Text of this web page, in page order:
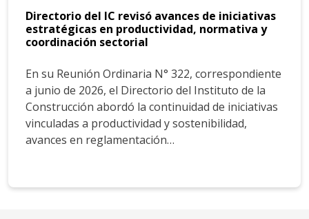
Directorio del IC revisó avances de iniciativas
estratégicas en productividad, normativa y
coordinación sectorial
En su Reunión Ordinaria N° 322, correspondiente
a junio de 2026, el Directorio del Instituto de la
Construcción abordó la continuidad de iniciativas
vinculadas a productividad y sostenibilidad,
avances en reglamentación…